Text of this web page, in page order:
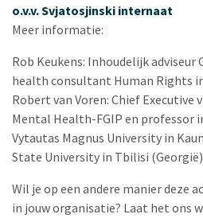
o.v.v. Svjatosjinski internaat
Meer informatie:
Rob Keukens: Inhoudelijk adviseur
health consultant Human Rights
Robert van Voren: Chief Executive
Mental Health-FGIP en professor
Vytautas Magnus University in
State University in Tbilisi
Wil je op een andere manier deze
in jouw organisatie? Laat het ons